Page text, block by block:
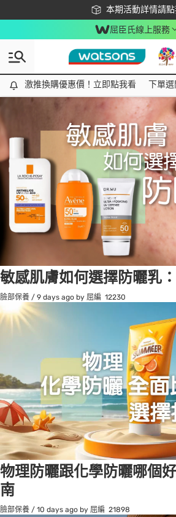
本期活動詳情請
下載app最高回饋
屈臣氏線上服務
激推換購優惠價！立即點我看
激推換購優惠價！立即點我看 下單
Tag:防曬乳8
敏感肌膚如何選擇防曬乳
臉部保養 / 9 days ago by 屈編 12230
物理防曬跟化學防曬哪個
南
臉部保養 / 10 days ago by 屈編 21898